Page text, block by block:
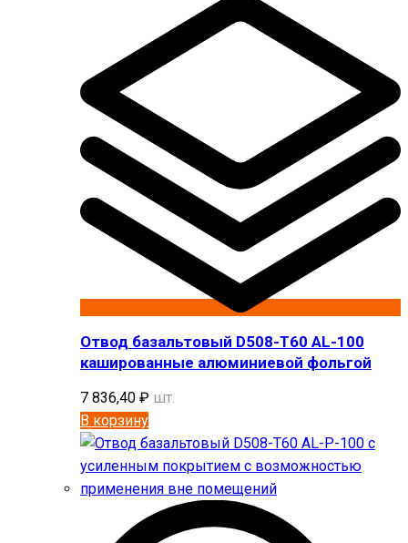
Отвод базальтовый D508-T60 AL-100
кашированные алюминиевой фольгой
7 836,40 ₽ шт.
В корзину